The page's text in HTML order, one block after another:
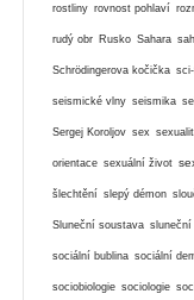
rostliny rovnost pohlaví
rudý obr Rusko Sahara
Schrödingerova kočička
seismické vlny seismika
Sergej Koroljov sex
orientace sexuální život
šlechtění slepý démon
Sluneční soustava
sociální bublina sociální
sociobiologie sociologie